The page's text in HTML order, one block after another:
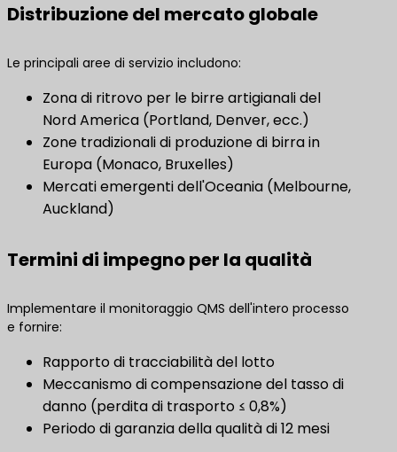
Distribuzione del mercato globale
Le principali aree di servizio includono:
Zona di ritrovo per le birre artigianali del
Nord America (Portland, Denver, ecc.)
Zone tradizionali di produzione di birra in
Europa (Monaco, Bruxelles)
Mercati emergenti dell'Oceania (Melbourne,
Auckland)
Termini di impegno per la qualità
Implementare il monitoraggio QMS dell'intero processo
e fornire:
Rapporto di tracciabilità del lotto
Meccanismo di compensazione del tasso di
danno (perdita di trasporto ≤ 0,8%)
Periodo di garanzia della qualità di 12 mesi